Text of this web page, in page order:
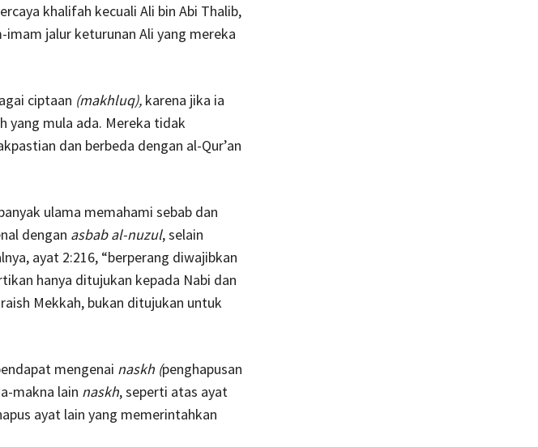
khalifah kecuali Ali bin Abi Thalib,
jalur keturunan Ali yang mereka
ciptaan (makhluq),karena jika ia
yang mula ada. Mereka tidak
dan berbeda dengan al-Qur’an
ulama memahami sebab dan
dengan asbab al-nuzul, selain
ayat 2:216, “berperang diwajibkan
hanya ditujukan kepada Nabi dan
Mekkah, bukan ditujukan untuk
mengenai naskh (penghapusan
makna lain naskh, seperti atas ayat
ayat lain yang memerintahkan